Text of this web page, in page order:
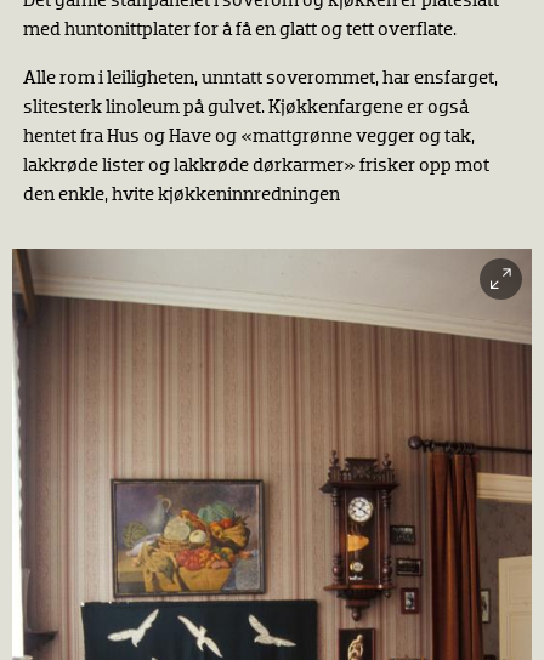
med huntonittplater for å få en glatt og tett overflate.
Alle rom i leiligheten, unntatt soverommet, har ensfarget,
slitesterk linoleum på gulvet. Kjøkkenfargene er også
hentet fra Hus og Have og «mattgrønne vegger og tak,
lakkrøde lister og lakkrøde dørkarmer» frisker opp mot
den enkle, hvite kjøkkeninnredningen